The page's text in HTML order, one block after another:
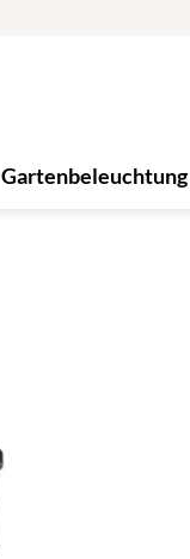
Gartenbeleuchtung